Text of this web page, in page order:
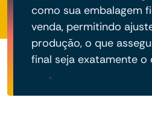
como sua embalagem
venda, permitindo
produção, o que
final seja exatamente o